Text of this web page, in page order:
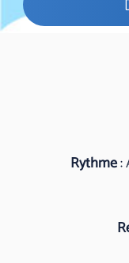
Rythme: